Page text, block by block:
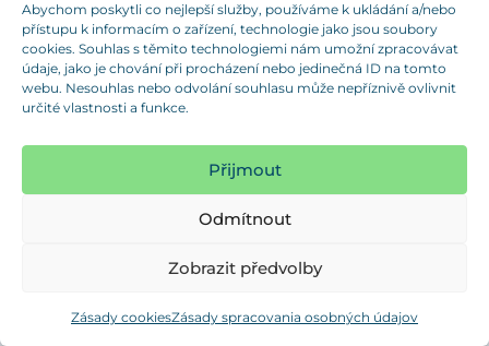
Abychom poskytli co nejlepší služby, používáme k ukládání a/nebo
přístupu k informacím o zařízení, technologie jako jsou soubory
cookies. Souhlas s těmito technologiemi nám umožní zpracovávat
údaje, jako je chování při procházení nebo jedinečná ID na tomto
webu. Nesouhlas nebo odvolání souhlasu může nepříznivě ovlivnit
určité vlastnosti a funkce.
Přijmout
Odmítnout
Zobrazit předvolby
Zásady cookiesZásady spracovania osobných údajov
SW: 5
SW:
5
Objednávacie číslo: JT 30B M10x70 ISK
D: 30
Objednávacie číslo: JT 30B M10x80